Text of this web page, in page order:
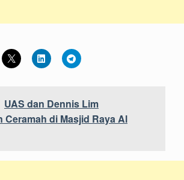
UAS dan Dennis Lim
Ceramah di Masjid Raya Al